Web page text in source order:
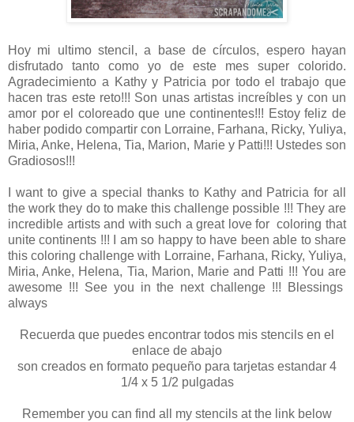
Hoy mi ultimo stencil, a base de círculos, espero hayan
disfrutado tanto como yo de este mes super colorido.
Agradecimiento a Kathy y Patricia por todo el trabajo que
hacen tras este reto!!! Son unas artistas increíbles y con un
amor por el coloreado que une continentes!!! Estoy feliz de
haber podido compartir con Lorraine, Farhana, Ricky, Yuliya,
Miria, Anke, Helena, Tia, Marion, Marie y Patti!!! Ustedes son
Gradiosos!!!
I want to give a special thanks to Kathy and Patricia for all
the work they do to make this challenge possible !!! They are
incredible artists and with such a great love for coloring that
unite continents !!! I am so happy to have been able to share
this coloring challenge with Lorraine, Farhana, Ricky, Yuliya,
Miria, Anke, Helena, Tia, Marion, Marie and Patti !!! You are
awesome !!! See you in the next challenge !!! Blessings
always
Recuerda que puedes encontrar todos mis stencils en el
enlace de abajo
son creados en formato pequeño para tarjetas estandar 4
1/4 x 5 1/2 pulgadas
Remember you can find all my stencils at the link below